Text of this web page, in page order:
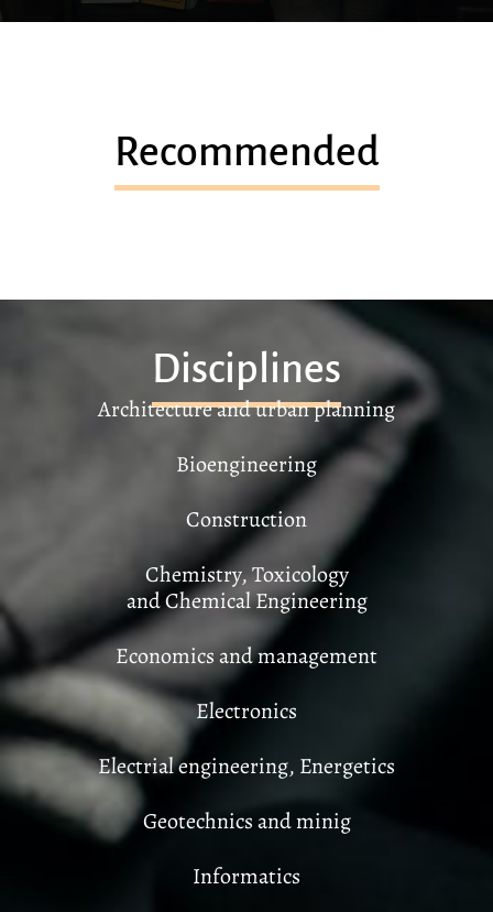
Recommended
Disciplines
Architecture and urban planning
Bioengineering
Construction
Chemistry, Toxicology
and Chemical Engineering
Economics and management
Electronics
Electrial engineering, Energetics
Geotechnics and minig
Informatics